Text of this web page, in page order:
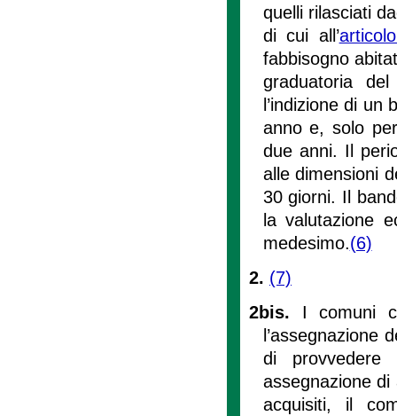
quelli rilasciati
di cui all’
fabbisogno
graduatoria
l’indizione di
anno e, solo
due anni. Il
alle dimensioni
30 giorni. Il
la valutazione
medesimo.(6)
2. (7)
2bis. I comuni
l’assegnazione
di provvedere
assegnazione
acquisiti, il